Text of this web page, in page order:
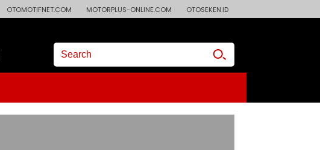
OTOMOTIFNET.COM MOTORPLUS-ONLINE.COM OTOSEKEN.ID